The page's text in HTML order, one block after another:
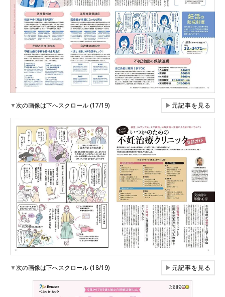
▼次の画像は下へスクロール (17/19) ▶元記事を見る
▼次の画像は下へスクロール (18/19) ▶元記事を見る